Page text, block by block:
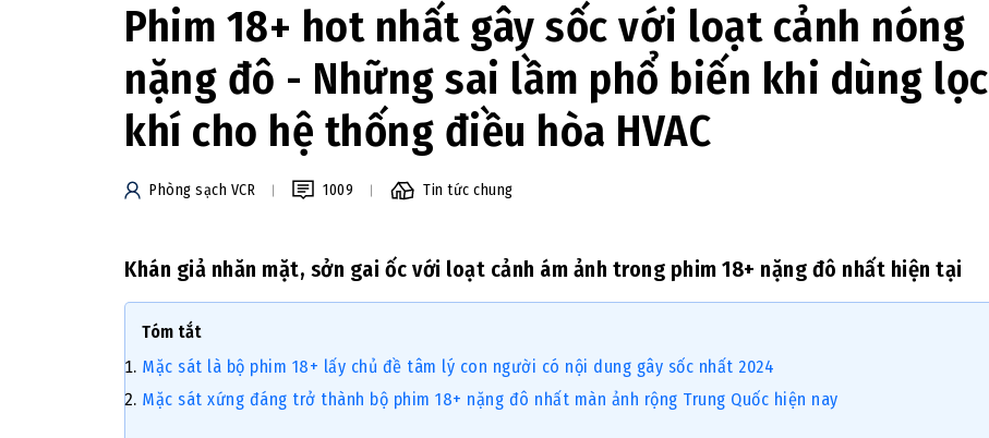
Phim 18+ hot nhất gây sốc với loạt cảnh nóng
nặng đô - Những sai lầm phổ biến khi dùng lọc
khí cho hệ thống điều hòa HVAC
Phòng sạch VCR 1009 Tin tức chung
Khán giả nhăn mặt, sởn gai ốc với loạt cảnh ám ảnh trong phim 18+ nặng đô nhất hiện tại
Tóm tắt
Mặc sát là bộ phim 18+ lấy chủ đề tâm lý con người có nội dung gây sốc nhất 2024
Mặc sát xứng đáng trở thành bộ phim 18+ nặng đô nhất màn ảnh rộng Trung Quốc hiện nay